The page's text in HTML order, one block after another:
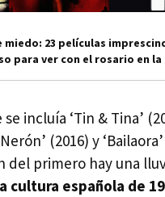
miedo: 23 películas
para ver con el rosario en la
incluía ‘Tin & Tina’
(2016) y
del primero hay una
cultura española de